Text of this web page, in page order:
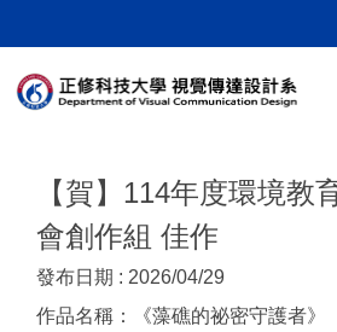
到
主
要
【賀】114年度環境教
會創作組 佳作
發布日期 : 2026/04/29
作品名稱：《藻礁的祕密守護者》